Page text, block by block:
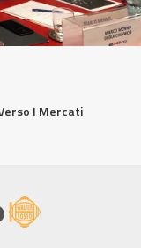
I Mercati